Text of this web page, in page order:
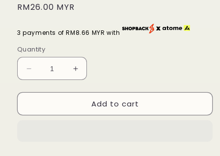
Regular
RM26.00 MYR
3 payments of RM8.66 MYR with
Quantity
Decrease
quantity
for
Bawal
Increase
quantity
for
Tudung
Bawal
Add to cart